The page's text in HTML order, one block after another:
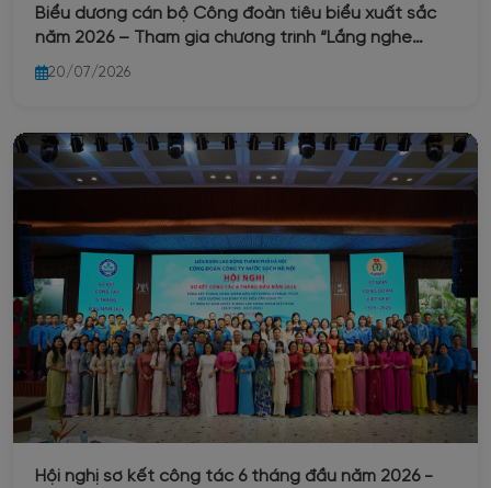
Biểu dương cán bộ Công đoàn tiêu biểu xuất sắc
năm 2026 – Tham gia chương trình “Lắng nghe
Đoàn viên, người lao động nói”
20/07/2026
Hội nghị sơ kết công tác 6 tháng đầu năm 2026 -